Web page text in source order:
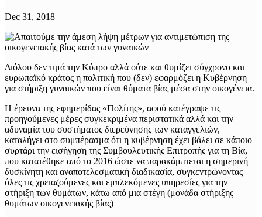
Dec 31, 2018
Διόλου δεν τιμά την Κύπρο αλλά ούτε και θυμίζει σύγχρονο και
ευρωπαϊκό κράτος η πολιτική που (δεν) εφαρμόζει η Κυβέρνηση
για στήριξη γυναικών που είναι θύματα βίας μέσα στην οικογένεια.
Η έρευνα της εφημερίδας «Πολίτης», αφού κατέγραψε τις
προηγούμενες μέρες συγκεκριμένα περιστατικά αλλά και την
αδυναμία του συστήματος διερεύνησης των καταγγελιών,
καταλήγει στο συμπέρασμα ότι η κυβέρνηση έχει βάλει σε κάποιο
συρτάρι την εισήγηση της Συμβουλευτικής Επιτροπής για τη Βία,
που κατατέθηκε από το 2016 ώστε να παρακάμπτεται η σημερινή
δυσκίνητη και αναποτελεσματική διαδικασία, συγκεντρώνοντας
όλες τις χρειαζούμενες και εμπλεκόμενες υπηρεσίες για την
στήριξη των θυμάτων, κάτω από μια στέγη (μονάδα στήριξης
θυμάτων οικογενειακής βίας)